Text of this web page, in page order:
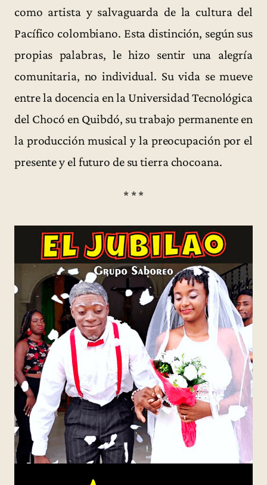
como artista y salvaguarda de la cultura del
Pacífico colombiano. Esta distinción, según sus
propias palabras, le hizo sentir una alegría
comunitaria, no individual. Su vida se mueve
entre la docencia en la Universidad Tecnológica
del Chocó en Quibdó, su trabajo permanente en
la producción musical y la preocupación por el
presente y el futuro de su tierra chocoana.
* * *